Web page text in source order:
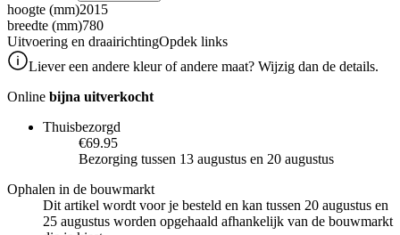
hoogte (mm)2015
breedte (mm)780
Uitvoering en draairichtingOpdek links
Liever een andere kleur of andere maat? Wijzig dan de details.
Online bijna uitverkocht
Thuisbezorgd
€69.95
Bezorging tussen 13 augustus en 20 augustus
Ophalen in de bouwmarkt
Dit artikel wordt voor je besteld en kan tussen 20 augustus en
25 augustus worden opgehaald afhankelijk van de bouwmarkt